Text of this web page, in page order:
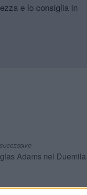
e lo consiglia in
Adams nel Duemila